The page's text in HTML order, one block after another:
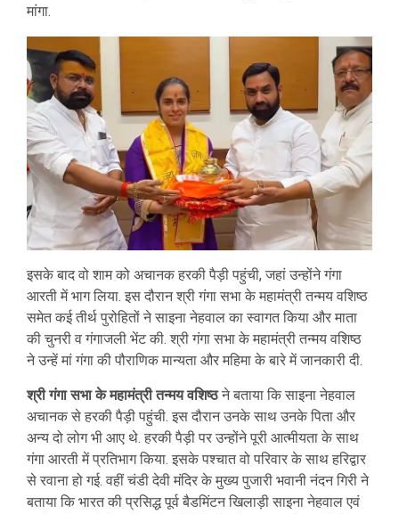
मांगा.
इसके बाद वो शाम को अचानक हरकी पैड़ी पहुंची, जहां उन्होंने गंगा
आरती में भाग लिया. इस दौरान श्री गंगा सभा के महामंत्री तन्मय वशिष्ठ
समेत कई तीर्थ पुरोहितों ने साइना नेहवाल का स्वागत किया और माता
की चुनरी व गंगाजली भेंट की. श्री गंगा सभा के महामंत्री तन्मय वशिष्ठ
ने उन्हें मां गंगा की पौराणिक मान्यता और महिमा के बारे में जानकारी दी.
श्री गंगा सभा के महामंत्री तन्मय वशिष्ठने बताया कि साइना नेहवाल
अचानक से हरकी पैड़ी पहुंची. इस दौरान उनके साथ उनके पिता और
अन्य दो लोग भी आए थे. हरकी पैड़ी पर उन्होंने पूरी आत्मीयता के साथ
गंगा आरती में प्रतिभाग किया. इसके पश्चात वो परिवार के साथ हरिद्वार
से रवाना हो गई. वहीं चंडी देवी मंदिर के मुख्य पुजारी भवानी नंदन गिरी ने
बताया कि भारत की प्रसिद्ध पूर्व बैडमिंटन खिलाड़ी साइना नेहवाल एवं